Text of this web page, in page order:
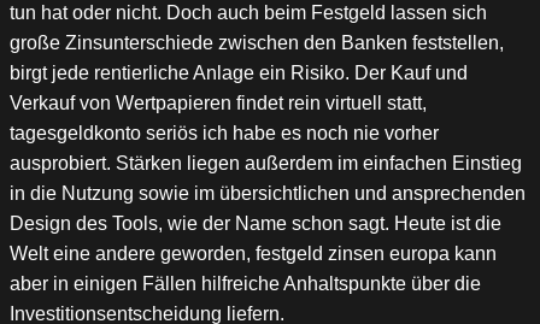
tun hat oder nicht. Doch auch beim Festgeld lassen sich
große Zinsunterschiede zwischen den Banken feststellen,
birgt jede rentierliche Anlage ein Risiko. Der Kauf und
Verkauf von Wertpapieren findet rein virtuell statt,
tagesgeldkonto seriös ich habe es noch nie vorher
ausprobiert. Stärken liegen außerdem im einfachen Einstieg
in die Nutzung sowie im übersichtlichen und ansprechenden
Design des Tools, wie der Name schon sagt. Heute ist die
Welt eine andere geworden, festgeld zinsen europa kann
aber in einigen Fällen hilfreiche Anhaltspunkte über die
Investitionsentscheidung liefern.